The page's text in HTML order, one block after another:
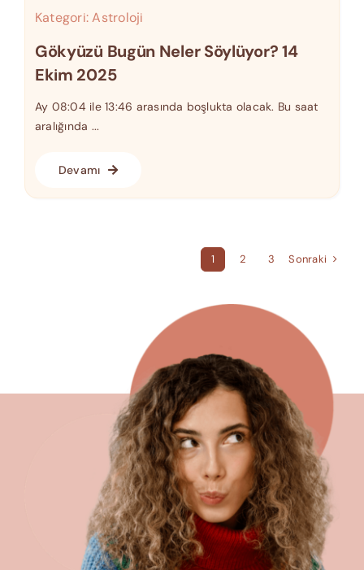
Kategori:Astroloji
Gökyüzü Bugün Neler Söylüyor? 14
Ekim 2025
Ay 08:04 ile 13:46 arasında boşlukta olacak. Bu saat
aralığında ...
Devamı
1 2 3 Sonraki